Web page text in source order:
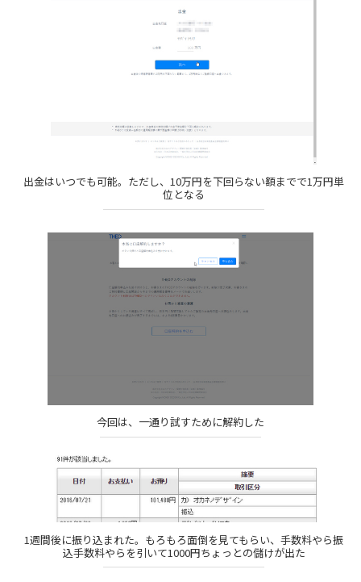
出金はいつでも可能。ただし、10万円を下回らない額までで1万円単
位となる
今回は、一通り試すために解約した
1週間後に振り込まれた。もろもろ面倒を見てもらい、手数料やら振
込手数料やらを引いて1000円ちょっとの儲けが出た